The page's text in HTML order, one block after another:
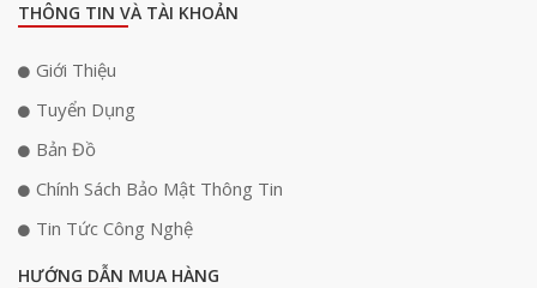
THÔNG TIN VÀ TÀI KHOẢN
Giới Thiệu
Tuyển Dụng
Bản Đồ
Chính Sách Bảo Mật Thông Tin
Tin Tức Công Nghệ
HƯỚNG DẪN MUA HÀNG